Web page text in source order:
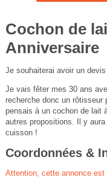
Cochon de
Anniversaire
Je souhaiterai avoir un devis
Je vais fêter mes 30 ans
recherche donc un
pensais à un cochon de lait
autres propositions. Il y
cuisson !
Coordonnées &
Attention, cette annonce est